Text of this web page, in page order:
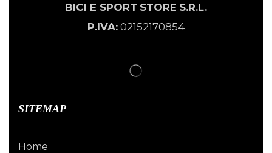
BICI E SPORT STORE S.R.L.
P.IVA:02152170854
SITEMAP
Home